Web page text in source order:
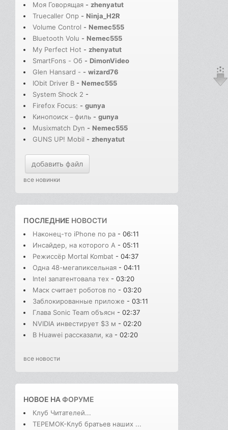
Моя Говорящая - zhenyatut
Truecaller Опр - Ninja_H2R
Volume Control - Nemec555
Bluetooth Volu - Nemec555
My Perfect Hot - zhenyatut
SmartFons - Об - DimonVideo
Glen Hansard - - wizard76
IObit Driver B - Nemec555
System Shock 2 -
Firefox Focus: - gunya
Кинопоиск－филь - gunya
Musixmatch Dyn - Nemec555
GUNS UP! Mobil - zhenyatut
добавить файл
все новинки
ПОСЛЕДНИЕ НОВОСТИ
Наконец-то iPhone по ра - 06:11
Инсайдер, на которого A - 05:11
Режиссёр Mortal Kombat - 04:37
Одна 48-мегапиксельная - 04:11
Intel запатентовала тех - 03:20
Маск считает роботов по - 03:20
Заблокированные приложе - 03:11
Глава Sonic Team объясн - 02:37
NVIDIA инвестирует $3 м - 02:20
В Huawei рассказали, ка - 02:20
все новости
НОВОЕ НАФОРУМЕ
Клуб Читателей...
ТЕРЕМОК-Клуб братьев наших ...